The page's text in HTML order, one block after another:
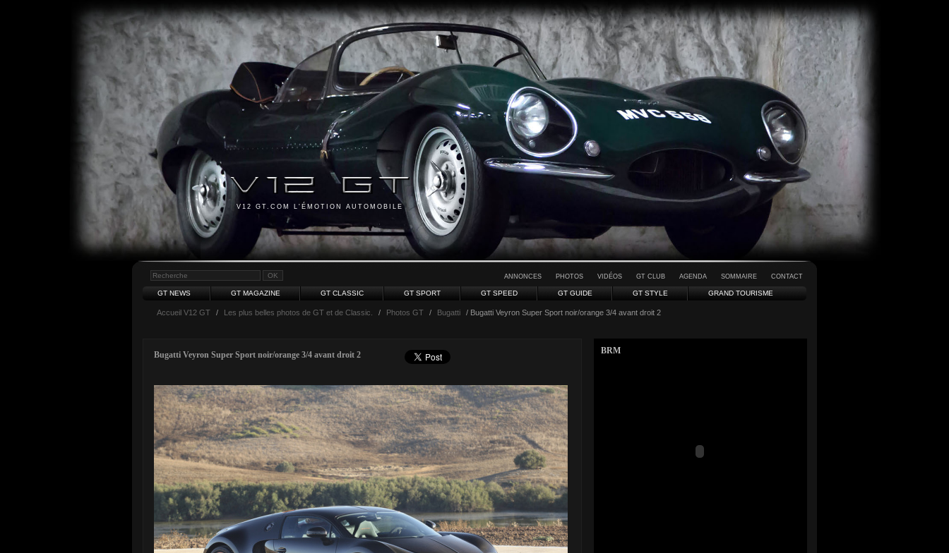
V12 GT.COM L'ÉMOTION AUTOMOBILE
ANNONCES PHOTOS VIDÉOS GT CLUB AGENDA SOMMAIRE CONTACT
GT NEWS GT MAGAZINE GT CLASSIC GT SPORT GT SPEED GT GUIDE GT STYLE GRAND TOURISME
Accueil V12 GT / Les plus belles photos de GT et de Classic. / Photos GT / Bugatti / Bugatti Veyron Super Sport noir/orange 3/4 avant droit 2
Bugatti Veyron Super Sport noir/orange 3/4 avant droit 2 BRM